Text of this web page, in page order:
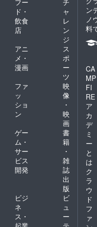
フー
ド・
飲食
店
チ
ャ
レ
ン
ジ
アニ
メ・
漫画
ス
ポ
ー
ツ
ファ
ッ
ショ
ン
映
像
・
映
画
ゲー
ム・
サー
ビス
開発
書
籍
・
雑
誌
出
版
ビジ
ネ
ス・
ビ
ュ
ー
ン
ノ
料
CA
MP
FI
RE
ア
カ
デ
ミ
ー
と
は
ク
ラ
ウ
ド
フ
ァ